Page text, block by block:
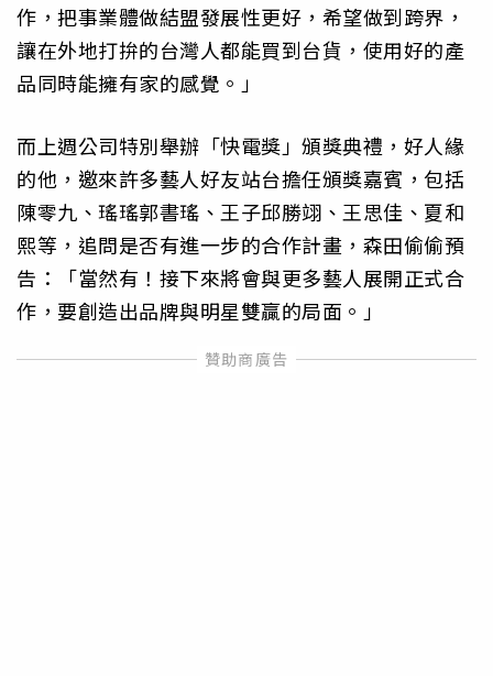
作，把事業體做結盟發展性更好，希望做到跨界，
讓在外地打拚的台灣人都能買到台貨，使用好的產
品同時能擁有家的感覺。」
而上週公司特別舉辦「快電獎」頒獎典禮，好人緣
的他，邀來許多藝人好友站台擔任頒獎嘉賓，包括
陳零九、瑤瑤郭書瑤、王子邱勝翊、王思佳、夏和
熙等，追問是否有進一步的合作計畫，森田偷偷預
告：「當然有！接下來將會與更多藝人展開正式合
作，要創造出品牌與明星雙贏的局面。」